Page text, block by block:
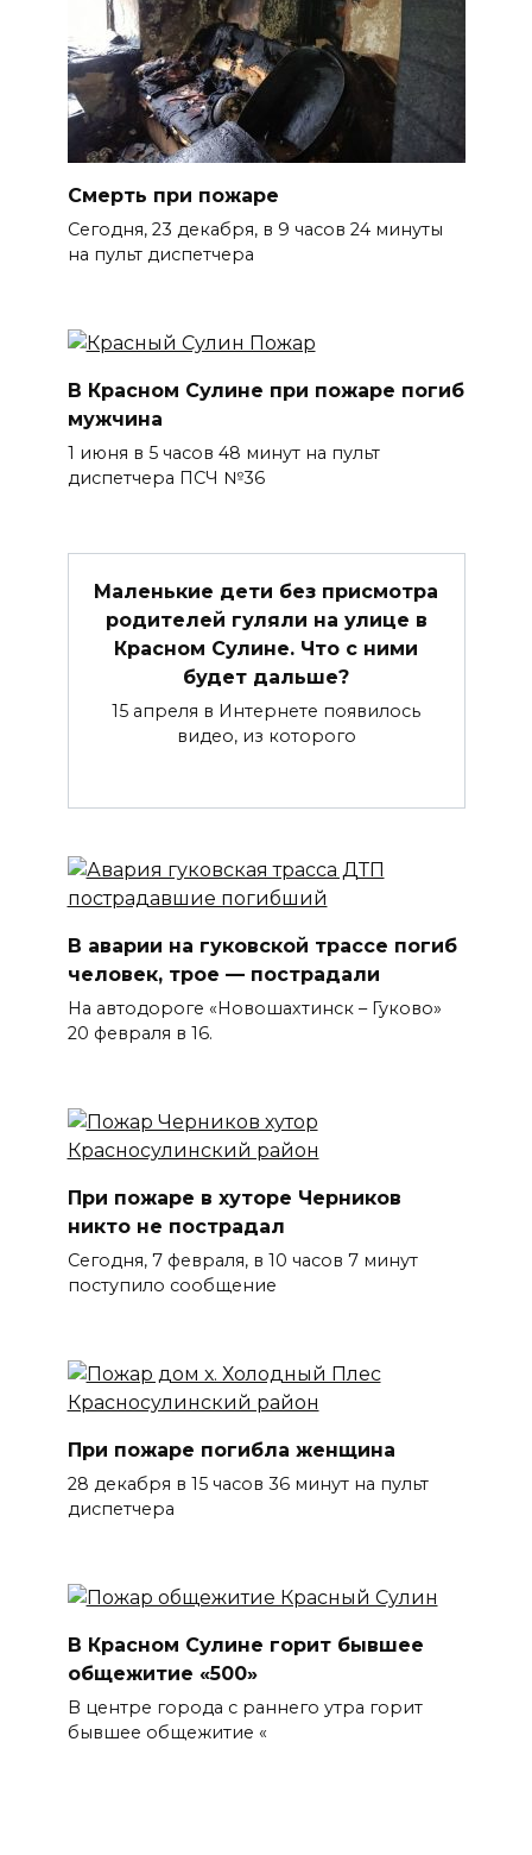
Смерть при пожаре
Сегодня, 23 декабря, в 9 часов 24 минуты
на пульт диспетчера
В Красном Сулине при пожаре погиб
мужчина
1 июня в 5 часов 48 минут на пульт
диспетчера ПСЧ №36
Маленькие дети без присмотра
родителей гуляли на улице в
Красном Сулине. Что с ними
будет дальше?
15 апреля в Интернете появилось
видео, из которого
В аварии на гуковской трассе погиб
человек, трое — пострадали
На автодороге «Новошахтинск – Гуково»
20 февраля в 16.
При пожаре в хуторе Черников
никто не пострадал
Сегодня, 7 февраля, в 10 часов 7 минут
поступило сообщение
При пожаре погибла женщина
28 декабря в 15 часов 36 минут на пульт
диспетчера
В Красном Сулине горит бывшее
общежитие «500»
В центре города с раннего утра горит
бывшее общежитие «